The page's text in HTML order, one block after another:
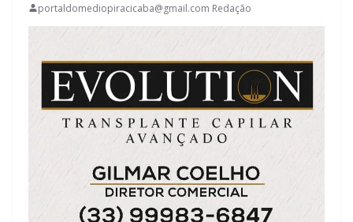
portaldomediopiracicaba@gmail.com Redação